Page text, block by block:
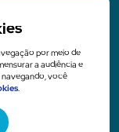
por meio de
a audiência e
você
.